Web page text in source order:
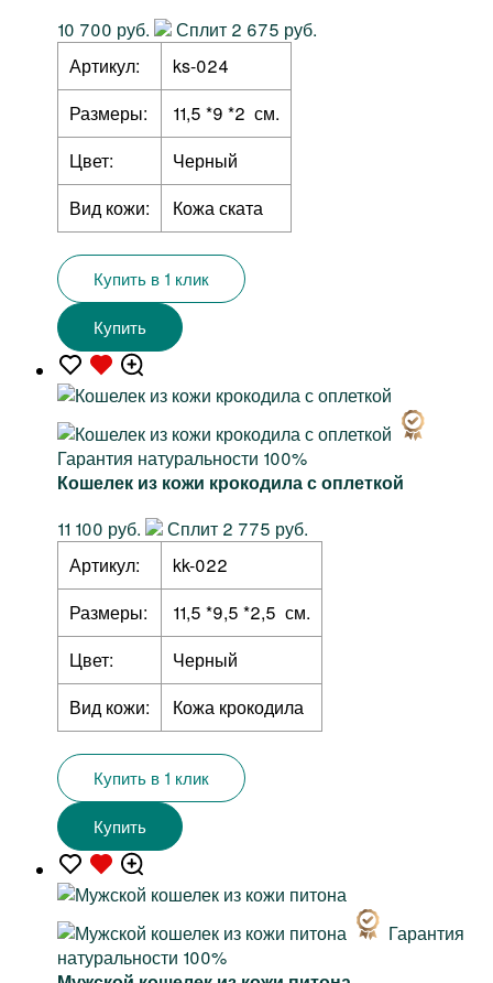
10 700 руб.
Сплит 2 675 руб.
Артикул:
ks-024
Размеры:
11,5 *9 *2 см.
Цвет:
Черный
Вид кожи:
Кожа ската
Купить в 1 клик
Купить
Гарантия натуральности 100%
Кошелек из кожи крокодила с оплеткой
11 100 руб.
Сплит 2 775 руб.
Артикул:
kk-022
Размеры:
11,5 *9,5 *2,5 см.
Цвет:
Черный
Вид кожи:
Кожа крокодила
Купить в 1 клик
Купить
Гарантия
натуральности 100%